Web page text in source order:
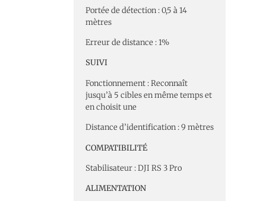
Portée de détection : 0,5 à 14
mètres
Erreur de distance : 1%
SUIVI
Fonctionnement : Reconnaît
jusqu’à 5 cibles en même temps et
en choisit une
Distance d’identification : 9 mètres
COMPATIBILITÉ
Stabilisateur : DJI RS 3 Pro
ALIMENTATION